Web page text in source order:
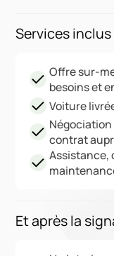
Services
Offre sur-
besoins et
Voiture
contrat
Assistance,
Et après la